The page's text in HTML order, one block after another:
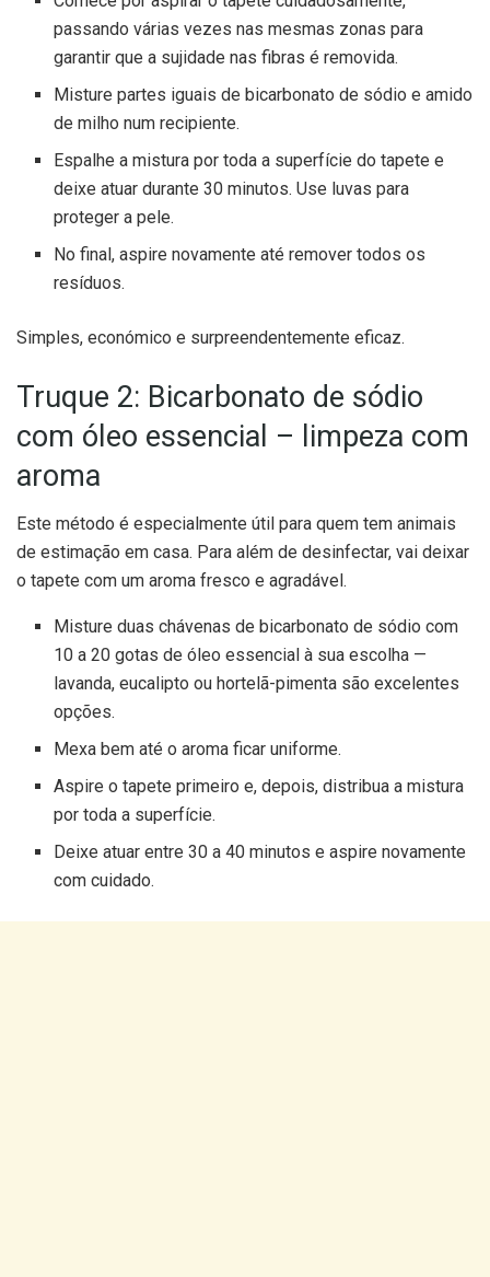
passando várias vezes nas mesmas zonas para
garantir que a sujidade nas fibras é removida.
Misture partes iguais de bicarbonato de sódio e amido
de milho num recipiente.
Espalhe a mistura por toda a superfície do tapete e
deixe atuar durante 30 minutos. Use luvas para
proteger a pele.
No final, aspire novamente até remover todos os
resíduos.
Simples, económico e surpreendentemente eficaz.
Truque 2: Bicarbonato de sódio
com óleo essencial – limpeza com
aroma
Este método é especialmente útil para quem tem animais
de estimação em casa. Para além de desinfectar, vai deixar
o tapete com um aroma fresco e agradável.
Misture duas chávenas de bicarbonato de sódio com
10 a 20 gotas de óleo essencial à sua escolha —
lavanda, eucalipto ou hortelã-pimenta são excelentes
opções.
Mexa bem até o aroma ficar uniforme.
Aspire o tapete primeiro e, depois, distribua a mistura
por toda a superfície.
Deixe atuar entre 30 a 40 minutos e aspire novamente
com cuidado.